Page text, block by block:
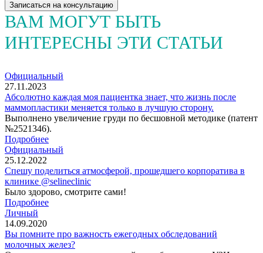
Записаться на консультацию
ВАМ МОГУТ БЫТЬ
ИНТЕРЕСНЫ ЭТИ СТАТЬИ
Официальный
27.11.2023
Абсолютно каждая моя пациентка знает, что жизнь после
маммопластики меняется только в лучшую сторону.
Выполнено увеличение груди по бесшовной методике (патент
№2521346).
Подробнее
Официальный
25.12.2022
Спешу поделиться атмосферой, прошедшего корпоратива в
клинике @selineclinic
Было здорово, смотрите сами!
Подробнее
Личный
14.09.2020
Вы помните про важность ежегодных обследований
молочных желез?